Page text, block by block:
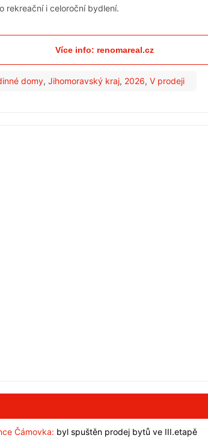
rekreační i celoroční bydlení.
Více info: renomareal.cz
domy, Jihomoravský kraj, 2026, V prodeji
Čámovka: byl spuštěn prodej bytů ve III.etapě